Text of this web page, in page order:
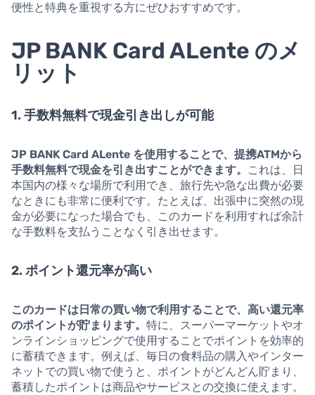
便性と特典を重視する方にぜひおすすめです。
JP BANK Card ALente のメ
リット
1. 手数料無料で現金引き出しが可能
JP BANK Card ALente を使用することで、提携ATMから
手数料無料で現金を引き出すことができます。
これは、日
本国内の様々な場所で利用でき、旅行先や急な出費が必要
なときにも非常に便利です。たとえば、出張中に突然の現
金が必要になった場合でも、このカードを利用すれば余計
な手数料を支払うことなく引き出せます。
2. ポイント還元率が高い
このカードは日常の買い物で利用することで、高い還元率
のポイントが貯まります。 特に、スーパーマーケットやオ
ンラインショッピングで使用することでポイントを効率的
に蓄積できます。例えば、毎日の食料品の購入やインター
ネットでの買い物で使うと、ポイントがどんどん貯まり、
蓄積したポイントは商品やサービスとの交換に使えます。